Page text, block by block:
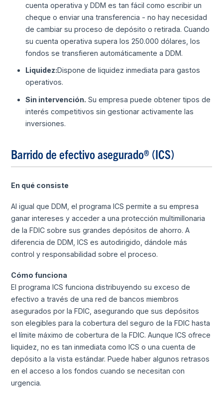
cuenta operativa y DDM es tan fácil como escribir un
cheque o enviar una transferencia - no hay necesidad
de cambiar su proceso de depósito o retirada. Cuando
su cuenta operativa supera los 250.000 dólares, los
fondos se transfieren automáticamente a DDM.
Liquidez:Dispone de liquidez inmediata para gastos
operativos.
Sin intervención. Su empresa puede obtener tipos de
interés competitivos sin gestionar activamente las
inversiones.
Barrido de efectivo asegurado® (ICS)
En qué consiste
Al igual que DDM, el programa ICS permite a su empresa
ganar intereses y acceder a una protección multimillonaria
de la FDIC sobre sus grandes depósitos de ahorro. A
diferencia de DDM, ICS es autodirigido, dándole más
control y responsabilidad sobre el proceso.
Cómo funciona
El programa ICS funciona distribuyendo su exceso de
efectivo a través de una red de bancos miembros
asegurados por la FDIC, asegurando que sus depósitos
son elegibles para la cobertura del seguro de la FDIC hasta
el límite máximo de cobertura de la FDIC. Aunque ICS ofrece
liquidez, no es tan inmediata como ICS o una cuenta de
depósito a la vista estándar. Puede haber algunos retrasos
en el acceso a los fondos cuando se necesitan con
urgencia.